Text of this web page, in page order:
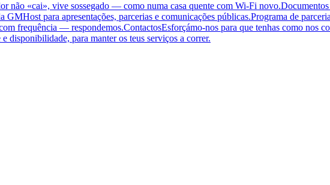
não «cai», vive sossegado — como numa casa quente com Wi-Fi novo.Documentos
para apresentações, parcerias e comunicações públicas.Programa de parceria
frequência — respondemos.ContactosEsforçámo-nos para que tenhas como nos
disponibilidade, para manter os teus serviços a correr.